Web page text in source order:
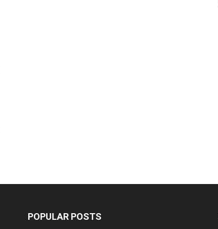
POPULAR POSTS